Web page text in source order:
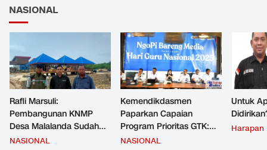
NASIONAL
Rafli Marsuli:
Pembangunan KNMP
Desa Malalanda Sudah
Mencapai 69 Persen dan
NASIONAL
Kemendikdasmen
Paparkan Capaian
Program Prioritas GTK:
Kompetensi Meningkat,
NASIONAL
Untuk
Harapan